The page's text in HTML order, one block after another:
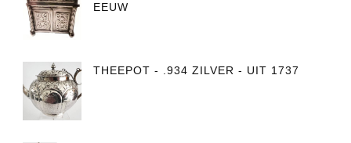
EEUW
THEEPOT - .934 ZILVER - UIT 1737